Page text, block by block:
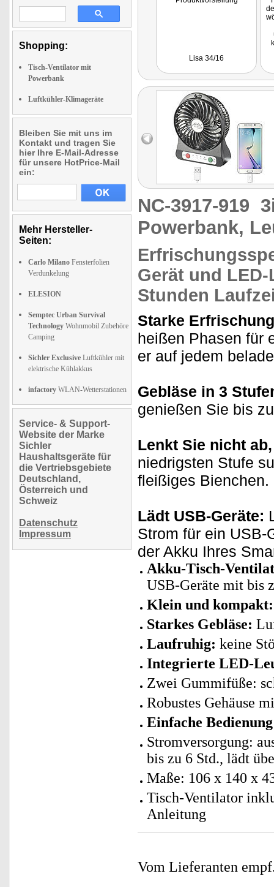
Shopping:
Tisch-Ventilator mit
Powerbank
Luftkühler-Klimageräte
Bleiben Sie mit uns im
Kontakt und tragen Sie
hier Ihre E-Mail-Adresse
für unsere HotPrice-Mail
ein:
Mehr Hersteller-
Seiten:
Carlo Milano Fensterfolien
Verdunkelung
ELESION
Semptec Urban Survival
Technology Wohnmobil Zubehöre
Camping
Sichler Exclusive Luftkühler mit
elektrische Kühlakkus
infactory WLAN-Wetterstationen
Service- & Support-
Website der Marke
Sichler
Haushaltsgeräte für
die Vertriebsgebiete
Deutschland,
Österreich und
Schweiz
Datenschutz
Impressum
Lisa 34/16
NC-3917-919
Powerbank,
Gerät und
Stunden
Starke
heißen Phasen für
er auf jedem
Gebläse in 3
genießen Sie bis
Lenkt Sie nicht ab,
niedrigsten Stufe
fleißiges Bienchen.
Lädt USB-Geräte:
Strom für ein USB-
der Akku Ihres
Akku-Tisch-
USB-Geräte mit bis
Klein und kompakt:
Starkes Gebläse:
Laufruhig: keine
Integrierte LED-
Zwei Gummifüße:
Robustes Gehäuse
Einfache
Stromversorgung:
bis zu 6 Std., lädt
Maße: 106 x 140 x
Tisch-Ventilator
Anleitung
Vom Lieferanten